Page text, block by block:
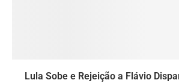
Lula Sobe e Rejeição a Flávio